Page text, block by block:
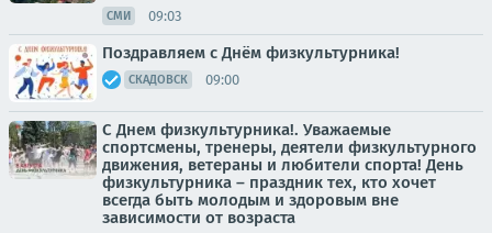
СМИ 09:03
Поздравляем с Днём физкультурника!
СКАДОВСК 09:00
С Днем физкультурника!. Уважаемые
спортсмены, тренеры, деятели физкультурного
движения, ветераны и любители спорта! День
физкультурника – праздник тех, кто хочет
всегда быть молодым и здоровым вне
зависимости от возраста